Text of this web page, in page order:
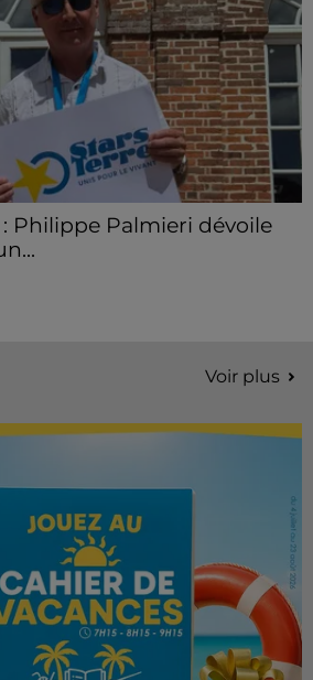
: Philippe Palmieri dévoile
Voir plus